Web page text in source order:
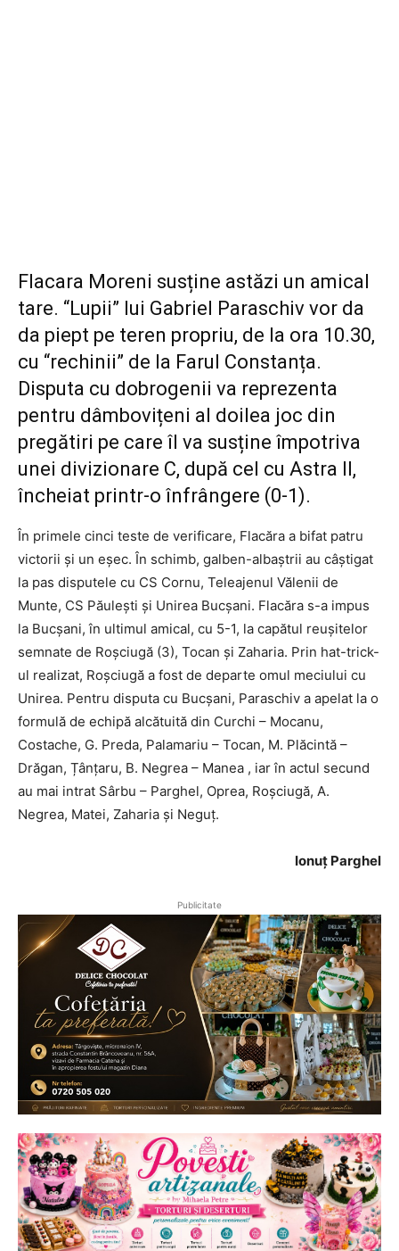
Flacara Moreni susține astăzi un amical
tare. “Lupii” lui Gabriel Paraschiv vor da
da piept pe teren propriu, de la ora 10.30,
cu “rechinii” de la Farul Constanța.
Disputa cu dobrogenii va reprezenta
pentru dâmbovițeni al doilea joc din
pregătiri pe care îl va susține împotriva
unei divizionare C, după cel cu Astra II,
încheiat printr-o înfrângere (0-1).
În primele cinci teste de verificare, Flacăra a bifat patru
victorii și un eșec. În schimb, galben-albaștrii au câștigat
la pas disputele cu CS Cornu, Teleajenul Vălenii de
Munte, CS Păulești și Unirea Bucșani. Flacăra s-a impus
la Bucșani, în ultimul amical, cu 5-1, la capătul reușitelor
semnate de Roșciugă (3), Tocan și Zaharia. Prin hat-trick-
ul realizat, Roșciugă a fost de departe omul meciului cu
Unirea. Pentru disputa cu Bucșani, Paraschiv a apelat la o
formulă de echipă alcătuită din Curchi – Mocanu,
Costache, G. Preda, Palamariu – Tocan, M. Plăcintă –
Drăgan, Țânțaru, B. Negrea – Manea , iar în actul secund
au mai intrat Sârbu – Parghel, Oprea, Roșciugă, A.
Negrea, Matei, Zaharia și Neguț.
Ionuț Parghel
Publicitate